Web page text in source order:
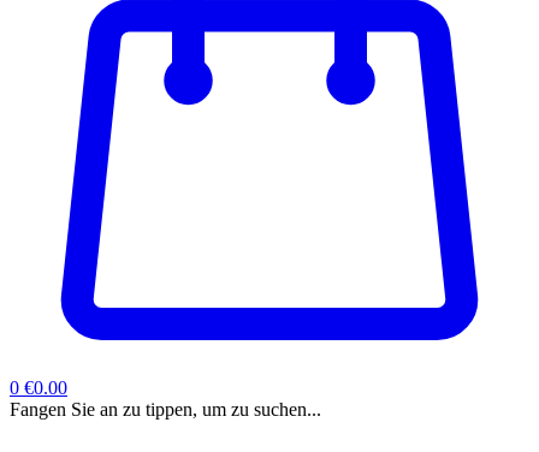
0 €0.00
Fangen Sie an zu tippen, um zu suchen...